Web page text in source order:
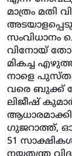
മാത്രം
സംവിധാനം
വിനോയ്
മികച്ച
നാളെ
വരെ ബുക്ക്
ലിജീഷ്
ഗുജറാത്ത്,
51